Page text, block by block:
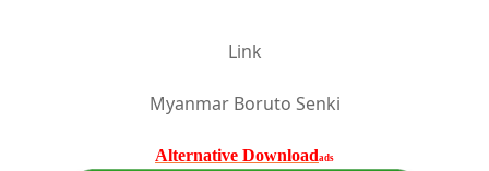
Link
Myanmar Boruto Senki
Alternative Downloadads